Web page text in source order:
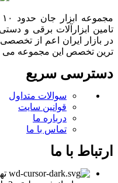
تامین ابزارآلات برقی و
در بازار ایران اعم از
ترین تخصص این مجموعه می
دسترسی سریع
سوالات متداول
قوانین سایت
درباره ما
تماس با ما
ارتباط با ما